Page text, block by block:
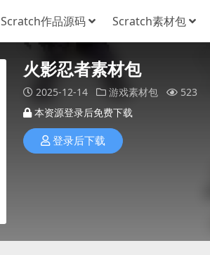
Scratch作品源码 Scratch素材包
火影忍者素材包
2025-12-14 游戏素材包
523
本资源登录后免费下载
登录后下载